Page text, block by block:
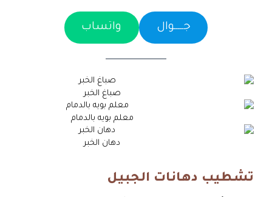
جـــــوال واتساب
صباغ الخبر
معلم بويه بالدمام
دهان الخبر
تشطيب دهانات الجبيل